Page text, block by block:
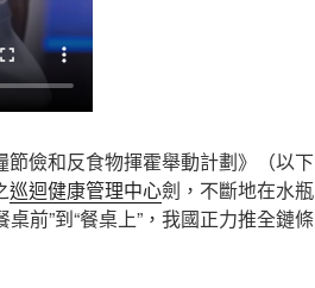
儉和反食物揮霍舉動計劃》（以下
巡迴健康管理中心劍，不斷地在水瓶
前”到“餐桌上”，我國正力推全鏈條